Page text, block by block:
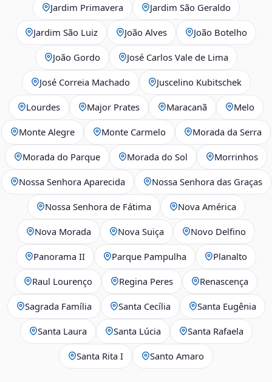
Jardim Primavera Jardim São Geraldo
Jardim São Luiz João Alves João Botelho
João Gordo José Carlos Vale de Lima
José Correia Machado Juscelino Kubitschek
Lourdes Major Prates Maracanã Melo
Monte Alegre Monte Carmelo Morada da Serra
Morada do Parque Morada do Sol Morrinhos
Nossa Senhora Aparecida Nossa Senhora das Graças
Nossa Senhora de Fátima Nova América
Nova Morada Nova Suiça Novo Delfino
Panorama II Parque Pampulha Planalto
Raul Lourenço Regina Peres Renascença
Sagrada Família Santa Cecília Santa Eugênia
Santa Laura Santa Lúcia Santa Rafaela
Santa Rita I Santo Amaro